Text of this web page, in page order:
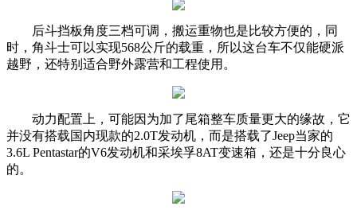
后斗挡板角度三档可调，搬运重物也是比较方便的，同
时，角斗士可以实现568公斤的载重，所以这台车不仅能硬派
越野，还特别适合野外露营和工程使用。
动力配置上，可能因为加了尾箱整车质量更大的缘故，它
并没有搭载国内现款的2.0T发动机，而是搭载了Jeep当家的
3.6L Pentastar的V6发动机和采埃孚8AT变速箱，还是十分良心
的。